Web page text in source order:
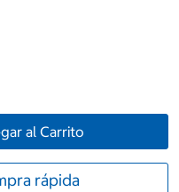
al Carrito
rápida